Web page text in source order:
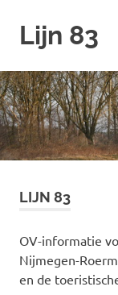
naar
inhoud
Lijn 83
LIJN 83
OV-informatie
Nijmegen-
en de